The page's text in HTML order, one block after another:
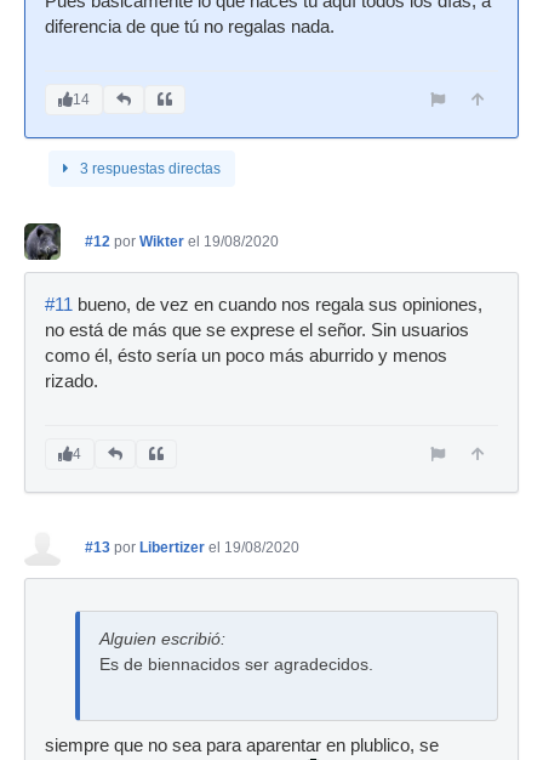
diferencia de que tú no regalas nada.
14
3 respuestas directas
#12 por Wikter el 19/08/2020
#11 bueno, de vez en cuando nos regala sus opiniones,
no está de más que se exprese el señor. Sin usuarios
como él, ésto sería un poco más aburrido y menos
rizado.
4
#13 por Libertizer el 19/08/2020
Alguien escribió:
Es de biennacidos ser agradecidos.
siempre que no sea para aparentar en plublico, se